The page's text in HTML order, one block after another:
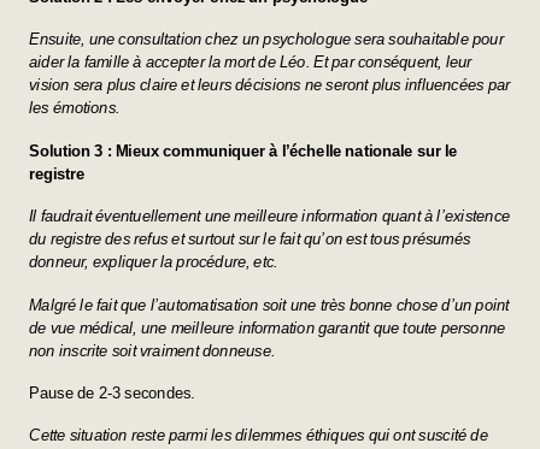
Ensuite, une consultation chez un psychologue sera souhaitable pour
aider la famille à accepter la mort de Léo. Et par conséquent, leur
vision sera plus claire et leurs décisions ne seront plus influencées par
les émotions.
Solution 3 : Mieux communiquer à l’échelle nationale sur le
registre
Il faudrait éventuellement une meilleure information quant à l’existence
du registre des refus et surtout sur le fait qu’on est tous présumés
donneur, expliquer la procédure, etc.
Malgré le fait que l’automatisation soit une très bonne chose d’un point
de vue médical, une meilleure information garantit que toute personne
non inscrite soit vraiment donneuse.
Pause de 2-3 secondes.
Cette situation reste parmi les dilemmes éthiques qui ont suscité de